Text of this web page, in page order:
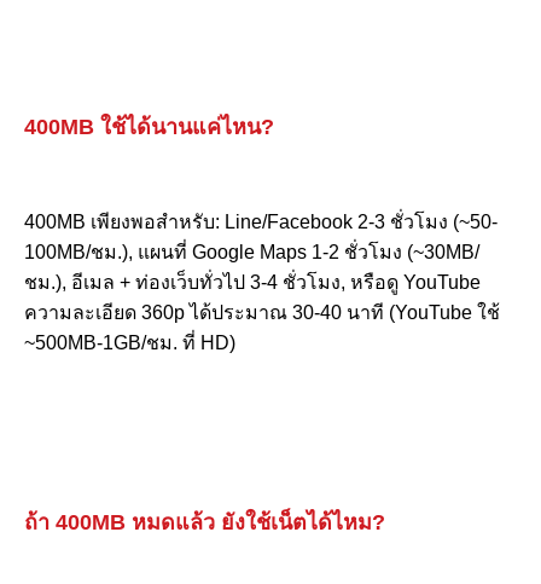
400MB ใช้ได้นานแค่ไหน?
400MB เพียงพอสำหรับ: Line/Facebook 2-3 ชั่วโมง (~50-
100MB/ชม.), แผนที่ Google Maps 1-2 ชั่วโมง (~30MB/
ชม.), อีเมล + ท่องเว็บทั่วไป 3-4 ชั่วโมง, หรือดู YouTube
ความละเอียด 360p ได้ประมาณ 30-40 นาที (YouTube ใช้
~500MB-1GB/ชม. ที่ HD)
ถ้า 400MB หมดแล้ว ยังใช้เน็ตได้ไหม?